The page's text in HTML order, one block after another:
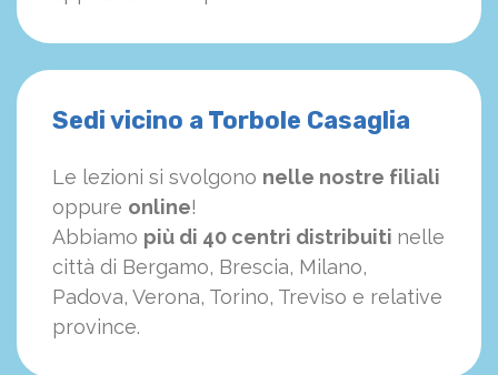
Sedi vicino a Torbole Casaglia
Le lezioni si svolgono nelle nostre filiali
oppure online!
Abbiamo più di 40 centri distribuiti nelle
città di Bergamo, Brescia, Milano,
Padova, Verona, Torino, Treviso e relative
province.